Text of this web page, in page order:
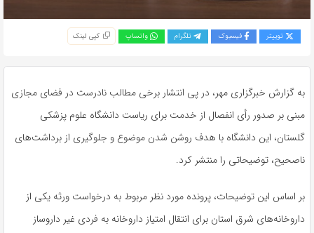
توییتر فیسبوک تلگرام واتساپ کپی لینک
به گزارش خبرگزاری مهر، در پی انتشار برخی مطالب نادرست در فضای مجازی
مبنی بر صدور رأی انفصال از خدمت برای ریاست دانشگاه علوم پزشکی
گلستان، این دانشگاه با هدف روشن شدن موضوع و جلوگیری از برداشت‌های
ناصحیح، توضیحاتی را منتشر کرد.
بر اساس این توضیحات، پرونده مورد نظر مربوط به درخواست ورثه یکی از
داروخانه‌های شرق استان برای انتقال امتیاز داروخانه به فردی غیر داروساز